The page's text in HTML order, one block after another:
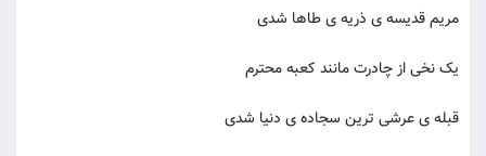
مریم قدیسه ی ذریه ی طاها شدی
یک نخی از چادرت مانند کعبه محترم
قبله ی عرشی ترین سجاده ی دنیا شدی